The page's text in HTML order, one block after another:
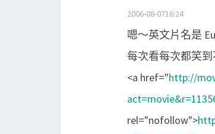
2006-08-0716:24
嗯～英文片名是
每次看每次都笑到
<a href="http://
rel="nofollow">